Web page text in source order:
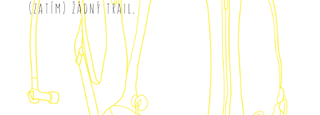
(zatím) žádný trail.